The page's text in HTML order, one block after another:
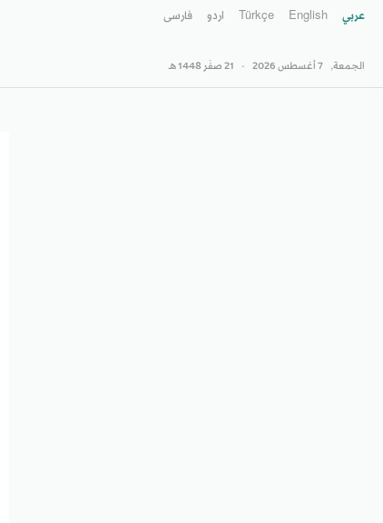
عربي English
Türkçe اردو فارسى
الجمعة, 7 أغسطس 2026 - 21 صفَر 1448 هـ